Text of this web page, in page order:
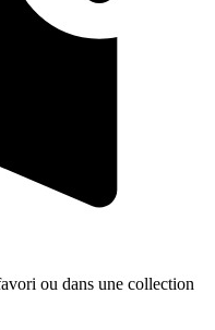
ou dans une collection